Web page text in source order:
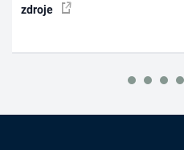
zdroje